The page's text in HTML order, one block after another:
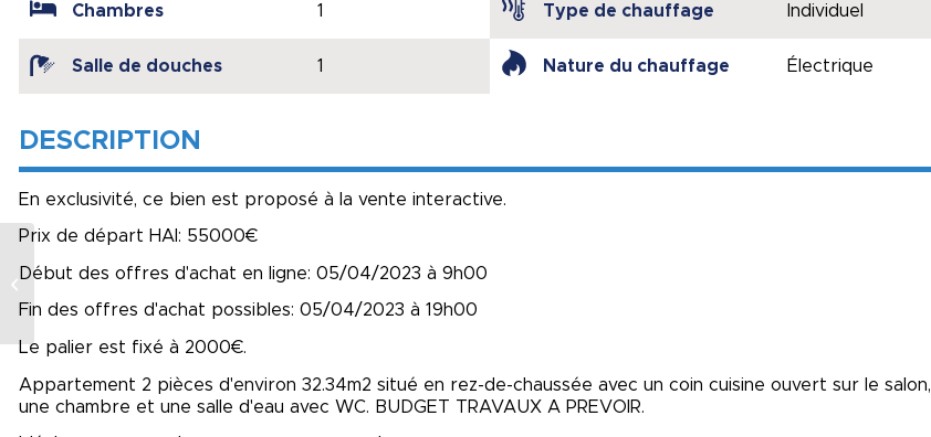
Chambres 1
Salle de douches 1
Type de chauffage Individuel
Nature du chauffage Électrique
DESCRIPTION
En exclusivité, ce bien est proposé à la vente interactive.
Prix de départ HAI: 55000€
Début des offres d'achat en ligne: 05/04/2023 à 9h00
Fin des offres d'achat possibles: 05/04/2023 à 19h00
Le palier est fixé à 2000€.
Appartement 2 pièces d'environ 32.34m2 situé en rez-de-chaussée avec un coin cuisine ouvert sur le salon,
une chambre et une salle d'eau avec WC. BUDGET TRAVAUX A PREVOIR.
SAINT BRÉVIN LES
PINS